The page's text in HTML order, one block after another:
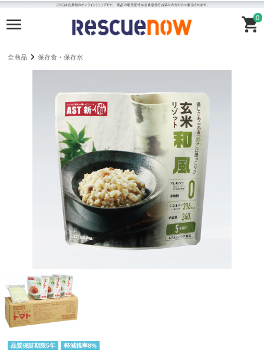
0
全商品 保存食・保存水
品質保証期限5年 軽減税率8%